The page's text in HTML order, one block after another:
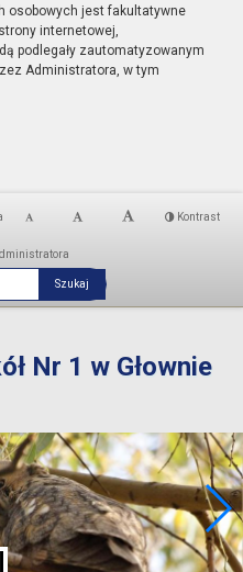
osobowych jest fakultatywne
internetowej,
podlegały zautomatyzowanym
Administratora, w tym
Kontrast
Nr 1 w Głownie